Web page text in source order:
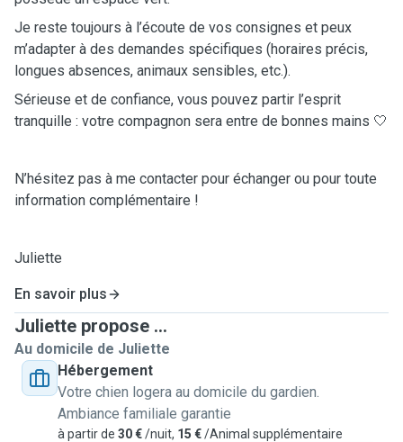
Je reste toujours à l’écoute de vos consignes et peux
m’adapter à des demandes spécifiques (horaires précis,
longues absences, animaux sensibles, etc.).
Sérieuse et de confiance, vous pouvez partir l’esprit
tranquille : votre compagnon sera entre de bonnes mains 🤍
N’hésitez pas à me contacter pour échanger ou pour toute
information complémentaire !
Juliette
En savoir plus
Juliette propose ...
Au domicile de Juliette
Hébergement
Votre chien logera au domicile du gardien.
Ambiance familiale garantie
à partir de 30 €/nuit, 15 €/Animal supplémentaire